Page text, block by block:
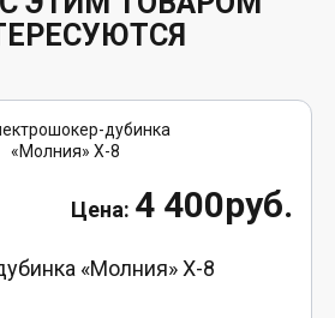
4 400руб.
«Молния» Х-8